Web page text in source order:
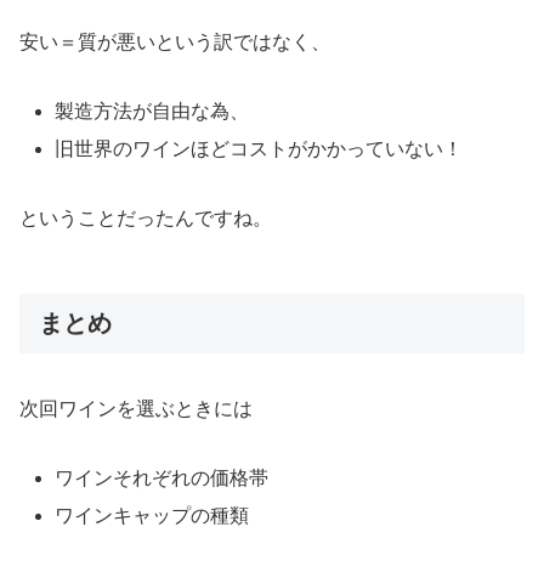
安い＝質が悪いという訳ではなく、
製造方法が自由な為、
旧世界のワインほどコストがかかっていない！
ということだったんですね。
まとめ
次回ワインを選ぶときには
ワインそれぞれの価格帯
ワインキャップの種類